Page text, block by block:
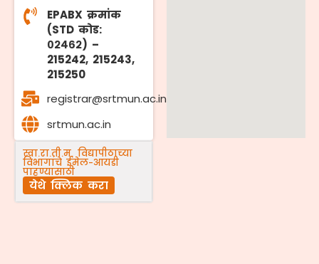
EPABX क्रमांक
(STD कोड:
०२४६२) –
215242, 215243,
215250
registrar@srtmun.ac.in
srtmun.ac.in
स्वा.रा.ती.म. विद्यापीठाच्या
विभागांचे ईमेल-आयडी
पाहण्यासाठी
येथे क्लिक करा